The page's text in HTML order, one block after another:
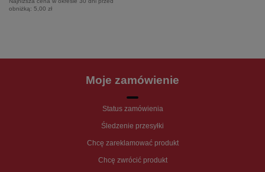
obniżką: 5,00 zł
Moje zamówienie
Status zamówienia
Śledzenie przesyłki
Chcę zareklamować produkt
Chcę zwrócić produkt